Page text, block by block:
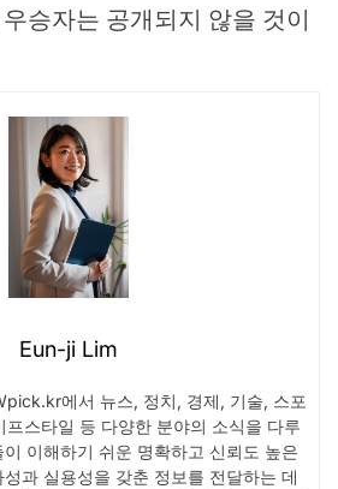
승자는 공개되지 않을 것이
Eun-ji Lim
에서 뉴스, 정치, 경제, 기술, 스포
프스타일 등 다양한 분야의 소식을 다루
이해하기 쉬운 명확하고 신뢰도 높은
과 실용성을 갖춘 정보를 전달하는 데